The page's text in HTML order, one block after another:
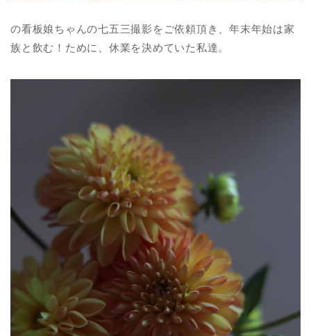
の看板娘ちゃんの七五三撮影をご依頼頂き、年末年始は家
族と飲む！ために、休業を決めていた私達。